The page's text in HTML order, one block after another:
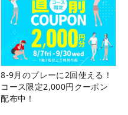
8-9月のプレーに2回使える！
コース限定2,000円クーポン
配布中！